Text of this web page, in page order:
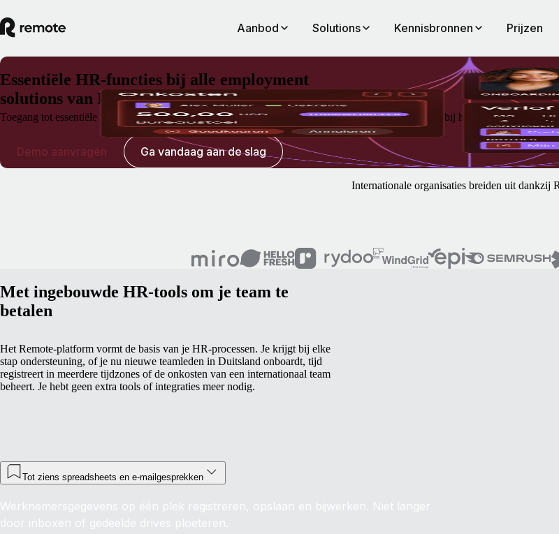
Aanbod Solutions Kennisbronnen Prijzen
Essentiële HR-functies bij alle employment
solutions van Remote
Toegang tot essentiële HR-functies voor EOR, Payroll en Contractor Management, altijd inbegrepen bij het platform van
Demo aanvragen Ga vandaag aan de slag
Internationale organisaties breiden uit dankzij
Met ingebouwde HR-tools om je team te
betalen
Het Remote-platform vormt de basis van je HR-processen. Je krijgt bij elke
stap ondersteuning, of je nu nieuwe teamleden in Duitsland onboardt, tijd
registreert in meerdere tijdzones of de onkosten van een internationaal team
beheert. Je hebt geen extra tools of integraties meer nodig.
Tot ziens spreadsheets en e-mailgesprekken
Werknemersgegevens op één plek registreren, opslaan en bijwerken. Niet langer
door inboxen of gedeelde drives ploeteren.